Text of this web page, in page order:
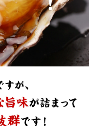
できません。
須)